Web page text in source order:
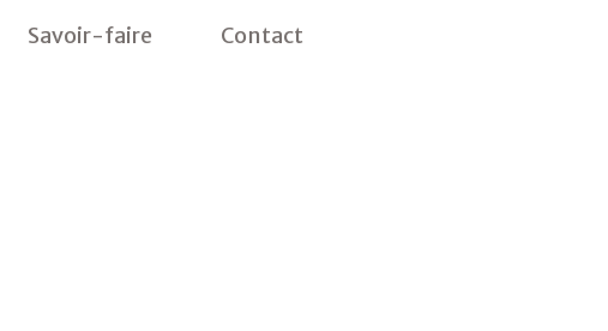
Savoir-faire Contact